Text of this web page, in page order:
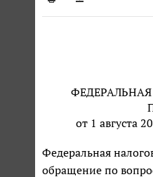
от 1 августа
Федеральная
обращение по